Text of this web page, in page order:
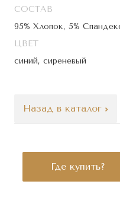
СОСТАВ
95% Хлопок, 5%
ЦВЕТ
синий, сиреневый
Назад в каталог
Где купить?